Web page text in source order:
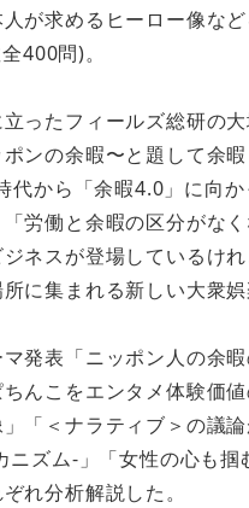
が求めるヒーロー像な
400問)。
ったフィールズ総研の
ンの余暇〜と題して余
代から「余暇4.0」に向
労働と余暇の区分がな
ネスが登場しているけ
に集まれる新しい大衆
発表「ニッポン人の余
んこをエンタメ体験価
「＜ナラティブ＞の議
ニズム-」「女性の心も
れ分析解説した。